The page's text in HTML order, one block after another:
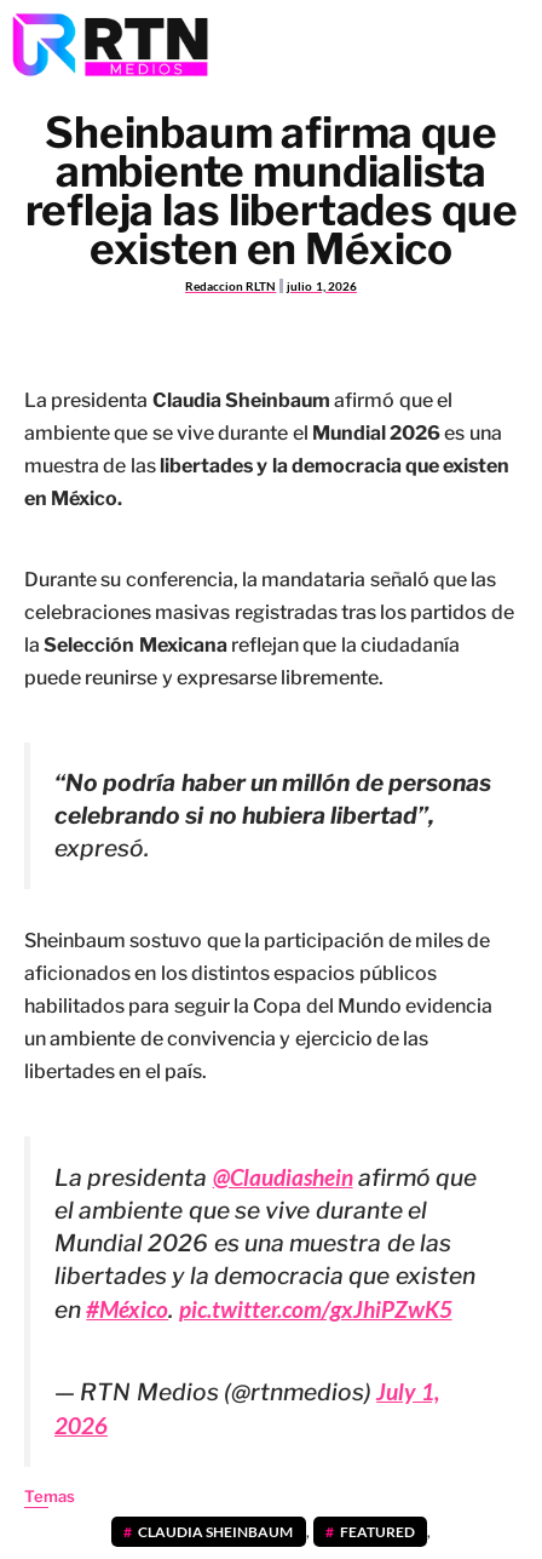
Sheinbaum afirma que
ambiente mundialista
refleja las libertades que
existen en México
Redaccion RLTN julio 1, 2026
La presidenta Claudia Sheinbaum afirmó que el
ambiente que se vive durante el Mundial 2026es una
muestra de laslibertades y la democracia que existen
en México.
Durante su conferencia, la mandataria señaló que las
celebraciones masivas registradas tras los partidos de
laSelección Mexicanareflejan que la ciudadanía
puede reunirse y expresarse libremente.
“No podría haber un millón de personas
celebrando si no hubiera libertad”,
expresó.
Sheinbaum sostuvo que la participación de miles de
aficionados en los distintos espacios públicos
habilitados para seguir la Copa del Mundo evidencia
un ambiente de convivencia y ejercicio de las
libertades en el país.
La presidenta @Claudiasheinafirmó que
el ambiente que se vive durante el
Mundial 2026 es una muestra de las
libertades y la democracia que existen
en#México. pic.twitter.com/gxJhiPZwK5
— RTN Medios (@rtnmedios)July 1,
2026
Temas
CLAUDIA SHEINBAUM , FEATURED ,